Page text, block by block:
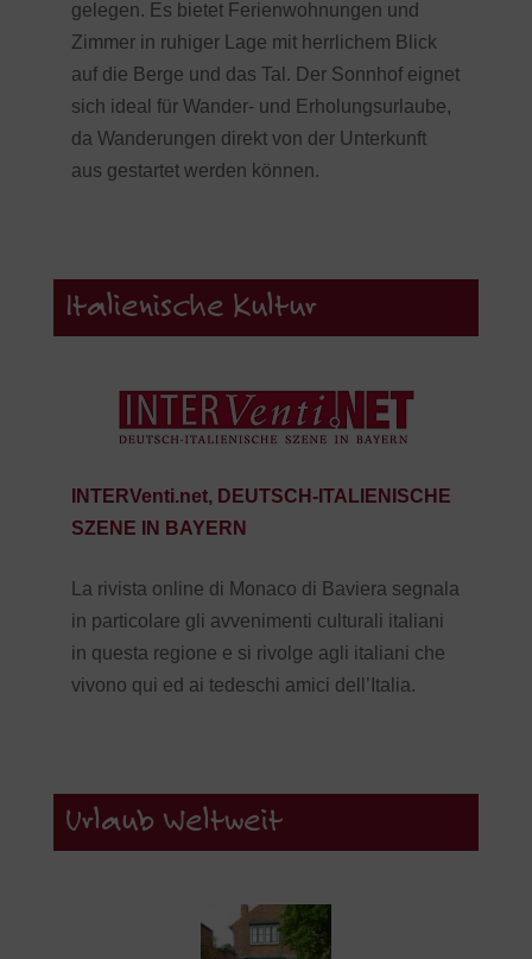
gelegen. Es bietet Ferienwohnungen und
Zimmer in ruhiger Lage mit herrlichem Blick
auf die Berge und das Tal. Der Sonnhof eignet
sich ideal für Wander- und Erholungsurlaube,
da Wanderungen direkt von der Unterkunft
aus gestartet werden können.
Italienische Kultur
INTERVenti.net, DEUTSCH-ITALIENISCHE
SZENE IN BAYERN
La rivista online di Monaco di Baviera segnala
in particolare gli avvenimenti culturali italiani
in questa regione e si rivolge agli italiani che
vivono qui ed ai tedeschi amici dell’Italia.
Urlaub Weltweit